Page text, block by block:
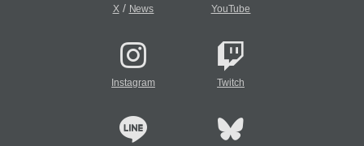
X/ News YouTube
Instagram Twitch